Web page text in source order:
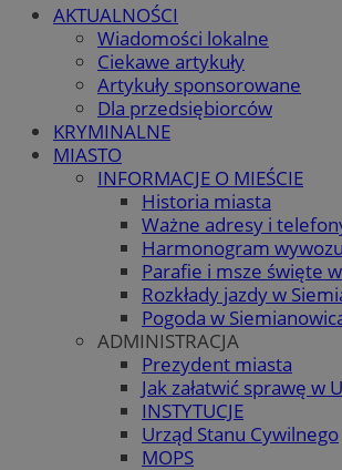
AKTUALNOŚCI
Wiadomości lokalne
Ciekawe artykuły
Artykuły sponsorowane
Dla przedsiębiorców
KRYMINALNE
MIASTO
INFORMACJE O MIEŚCIE
Historia miasta
Ważne adresy i
Harmonogram
Parafie i msze święte
Rozkłady jazdy w
Pogoda w
ADMINISTRACJA
Prezydent miasta
Jak załatwić sprawę w
INSTYTUCJE
Urząd Stanu Cywilnego
MOPS